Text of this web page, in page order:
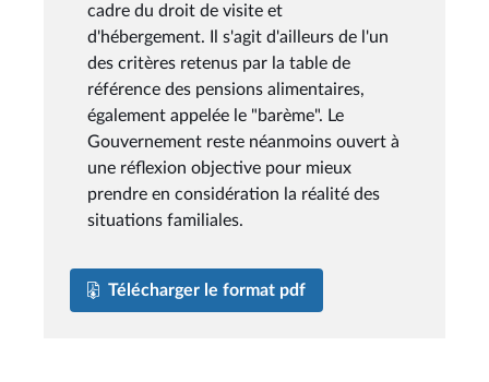
cadre du droit de visite et
d'hébergement. Il s'agit d'ailleurs de l'un
des critères retenus par la table de
référence des pensions alimentaires,
également appelée le "barème". Le
Gouvernement reste néanmoins ouvert à
une réflexion objective pour mieux
prendre en considération la réalité des
situations familiales.
Télécharger le format pdf